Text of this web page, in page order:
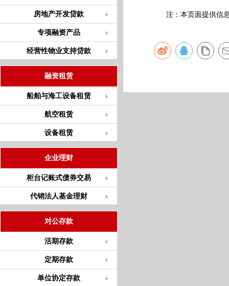
房地产开发贷款
专项融资产品
经营性物业支持贷款
融资租赁
船舶与海工设备租赁
航空租赁
设备租赁
企业理财
柜台记账式债券交易
代销法人基金理财
对公存款
活期存款
定期存款
单位协定存款
注：本页面提供信息